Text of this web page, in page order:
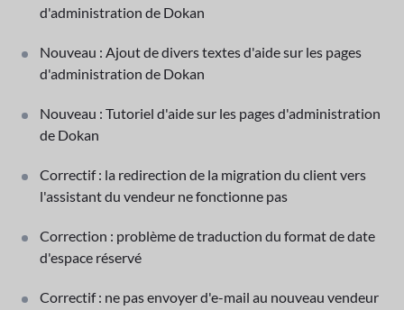
d'administration de Dokan
Nouveau : Ajout de divers textes d'aide sur les pages
d'administration de Dokan
Nouveau : Tutoriel d'aide sur les pages d'administration
de Dokan
Correctif : la redirection de la migration du client vers
l'assistant du vendeur ne fonctionne pas
Correction : problème de traduction du format de date
d'espace réservé
Correctif : ne pas envoyer d'e-mail au nouveau vendeur